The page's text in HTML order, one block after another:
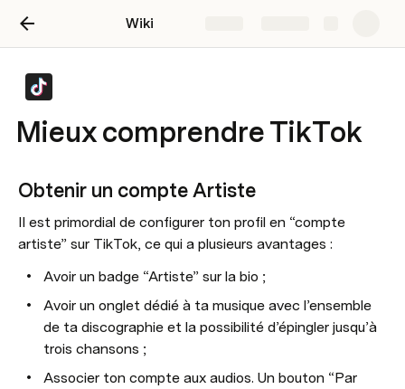
Wiki
Mieux comprendre TikTok
Obtenir un compte Artiste
Il est primordial de configurer ton profil en “compte
artiste” sur TikTok, ce qui a plusieurs avantages :
Avoir un badge “Artiste” sur la bio ;
Avoir un onglet dédié à ta musique avec l’ensemble
de ta discographie et la possibilité d’épingler jusqu’à
trois chansons ;
Associer ton compte aux audios. Un bouton “Par